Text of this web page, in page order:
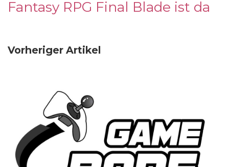
Fantasy RPG Final Blade ist da
Vorheriger Artikel